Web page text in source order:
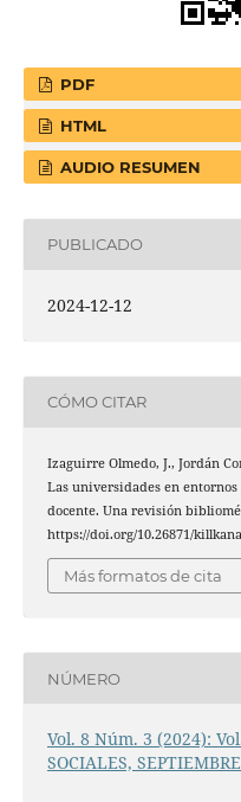
PDF
HTML
AUDIO RESUMEN
PUBLICADO
2024-12-12
CÓMO CITAR
Izaguirre Olmedo, J., Jordán
Las universidades en
docente. Una revisión
https://doi.org/10.26871/
Más formatos de cita
NÚMERO
Vol. 8 Núm. 3 (2024):
SOCIALES,